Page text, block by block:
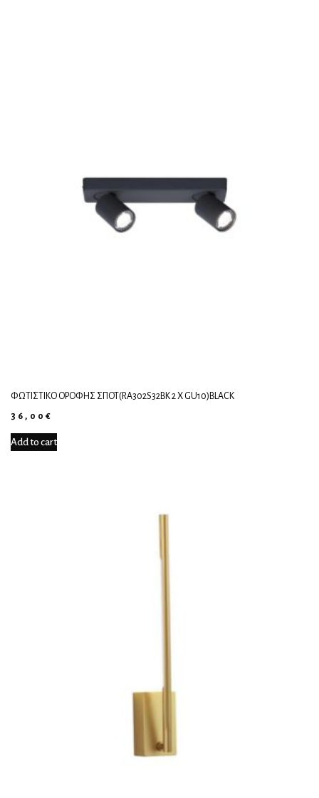
ΦΩΤΙΣΤΙΚΌ ΟΡΟΦΉΣ ΣΠΟΤ(RA302S32BK 2 X GU10)BLACK
36,00 €
Add to cart